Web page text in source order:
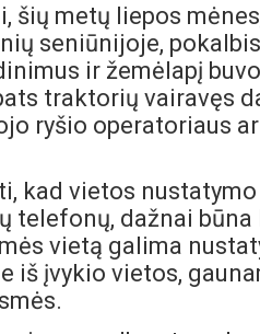
šių metų liepos
seniūnijoje,
ir žemėlapį
traktorių vairavęs
ryšio operatoriaus
kad vietos
telefonų, dažnai
vietą galima
iš įvykio vietos,